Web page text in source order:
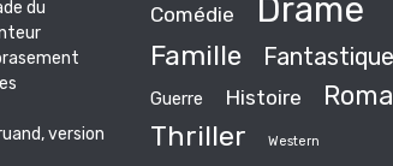
du
version
Comédie Drame
Famille Fantastique
Guerre Histoire
Thriller Western